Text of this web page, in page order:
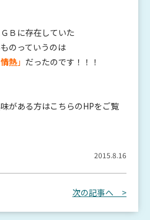
Ｂに存在していた
のっていうのは
熱 」 だったのです！！！
がある方はこちらのHPをご覧
2015.8.16
次の記事へ >